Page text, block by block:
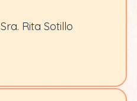
Sra. Rita Sotillo